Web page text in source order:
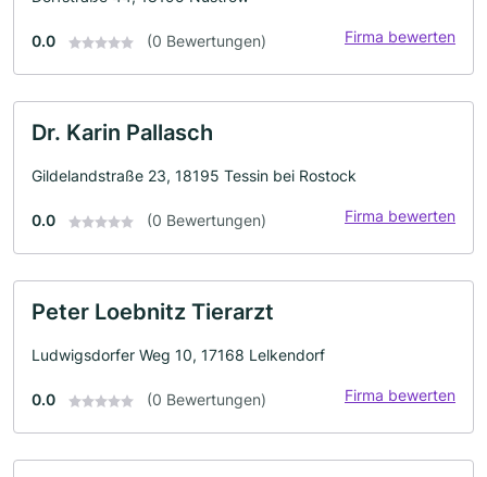
0.0 (0 Bewertungen) Firma bewerten
Dr. Karin Pallasch
Gildelandstraße 23, 18195 Tessin bei Rostock
0.0 (0 Bewertungen) Firma bewerten
Peter Loebnitz Tierarzt
Ludwigsdorfer Weg 10, 17168 Lelkendorf
0.0 (0 Bewertungen) Firma bewerten